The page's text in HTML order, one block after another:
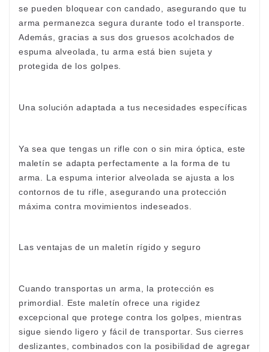
se pueden bloquear con candado, asegurando que tu
arma permanezca segura durante todo el transporte.
Además, gracias a sus dos gruesos acolchados de
espuma alveolada, tu arma está bien sujeta y
protegida de los golpes.
Una solución adaptada a tus necesidades específicas
Ya sea que tengas un rifle con o sin mira óptica, este
maletín se adapta perfectamente a la forma de tu
arma. La espuma interior alveolada se ajusta a los
contornos de tu rifle, asegurando una protección
máxima contra movimientos indeseados.
Las ventajas de un maletín rígido y seguro
Cuando transportas un arma, la protección es
primordial. Este maletín ofrece una rigidez
excepcional que protege contra los golpes, mientras
sigue siendo ligero y fácil de transportar. Sus cierres
deslizantes, combinados con la posibilidad de agregar